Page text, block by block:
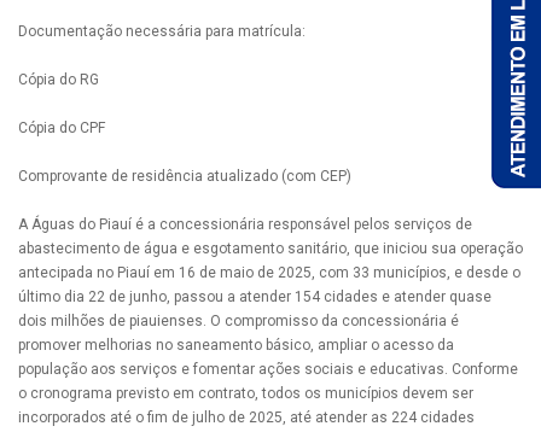
Documentação necessária para matrícula:
Cópia do RG
Cópia do CPF
Comprovante de residência atualizado (com CEP)
A Águas do Piauí é a concessionária responsável pelos serviços de
abastecimento de água e esgotamento sanitário, que iniciou sua operação
antecipada no Piauí em 16 de maio de 2025, com 33 municípios, e desde o
último dia 22 de junho, passou a atender 154 cidades e atender quase
dois milhões de piauienses. O compromisso da concessionária é
promover melhorias no saneamento básico, ampliar o acesso da
população aos serviços e fomentar ações sociais e educativas. Conforme
o cronograma previsto em contrato, todos os municípios devem ser
incorporados até o fim de julho de 2025, até atender as 224 cidades